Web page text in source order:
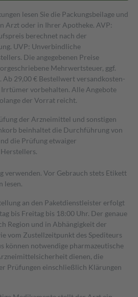
lesen Sie die Packungsbeilage und
Arzt oder in Ihrer Apotheke. AVP:
berechnet nach der
UVP: Unverbindliche
Die angegebenen Preise
Mehrwertsteuer, ggf.
Ab 29,00 € Bestell­wert versand­kosten­
vorbehalten. Alle Angebote
der Vorrat reicht.
der Arzneimittel und sonstigen
beinhaltet die Durchführung von
die Prüfung etwaiger
verwenden. Vor Gebrauch stets Etikett
lesen.
an den Paketdienstleister erfolgt
bis Freitag bis 18:00 Uhr. Der genaue
Region und in Abhängigkeit der
vom Zustellzeitpunkt des Spediteurs
können notwendige pharmazeutische
dienen, die
Prüfungen einschließlich Klärungen